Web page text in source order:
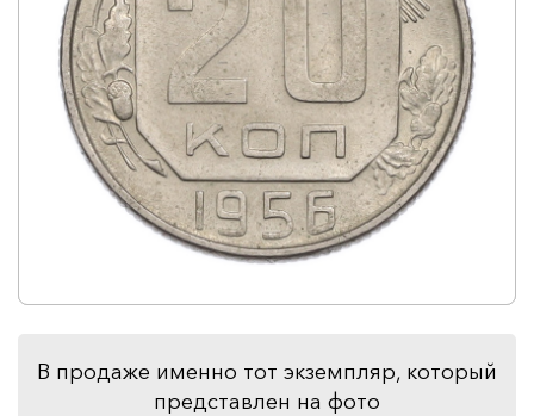
В продаже именно тот экземпляр, который
представлен на фото